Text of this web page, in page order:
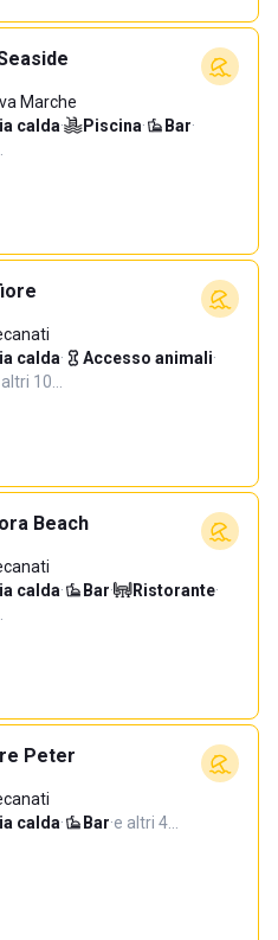
Marche
calda· Piscina· Bar·
calda· Accesso animali·
10…
Beach
calda· Bar· Ristorante·
Peter
calda· Bar·e altri 4…